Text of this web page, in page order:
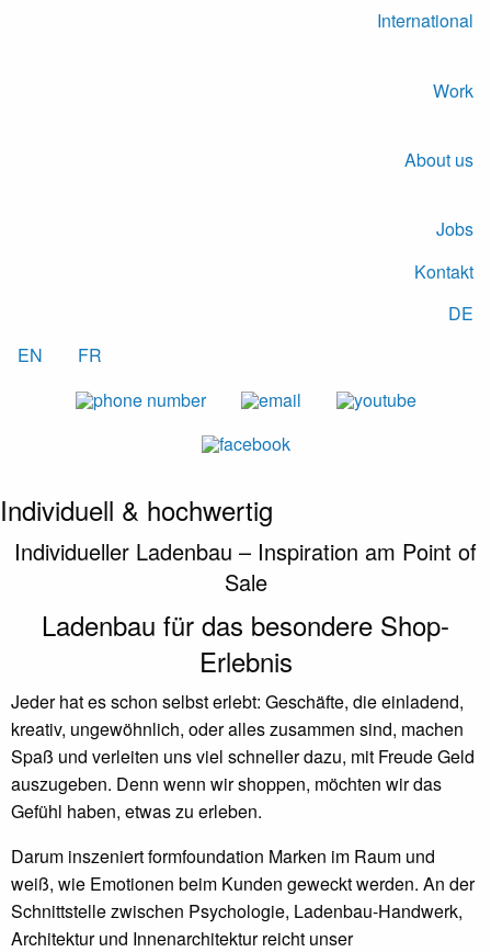
International
Work
About us
Jobs
Kontakt
DE
EN
FR
Individuell & hochwertig
Individueller Ladenbau – Inspiration am Point of
Sale
Ladenbau für das besondere Shop-
Erlebnis
Jeder hat es schon selbst erlebt: Geschäfte, die einladend,
kreativ, ungewöhnlich, oder alles zusammen sind, machen
Spaß und verleiten uns viel schneller dazu, mit Freude Geld
auszugeben. Denn wenn wir shoppen, möchten wir das
Gefühl haben, etwas zu erleben.
Darum inszeniert formfoundation Marken im Raum und
weiß, wie Emotionen beim Kunden geweckt werden. An der
Schnittstelle zwischen Psychologie, Ladenbau-Handwerk,
Architektur und Innenarchitektur reicht unser